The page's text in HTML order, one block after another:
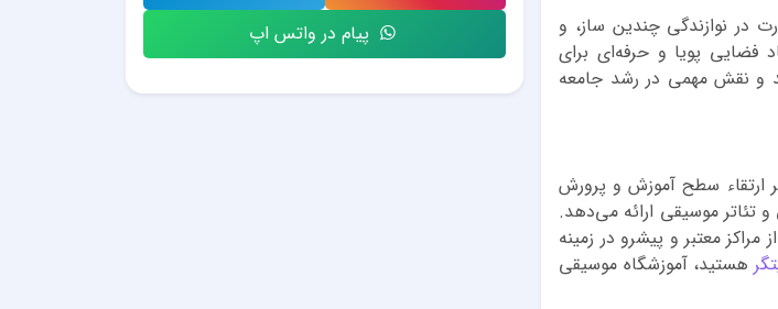
در نوازندگی چندین ساز، و
پویا و حرفه‌ای برای
و نقش مهمی در رشد جامعه
ارتقاء سطح آموزش و پرورش
و تئاتر موسیقی ارائه می‌دهد.
معتبر و پیشرو در زمینه
هستید، آموزشگاه موسیقی
پیام در واتس اپ